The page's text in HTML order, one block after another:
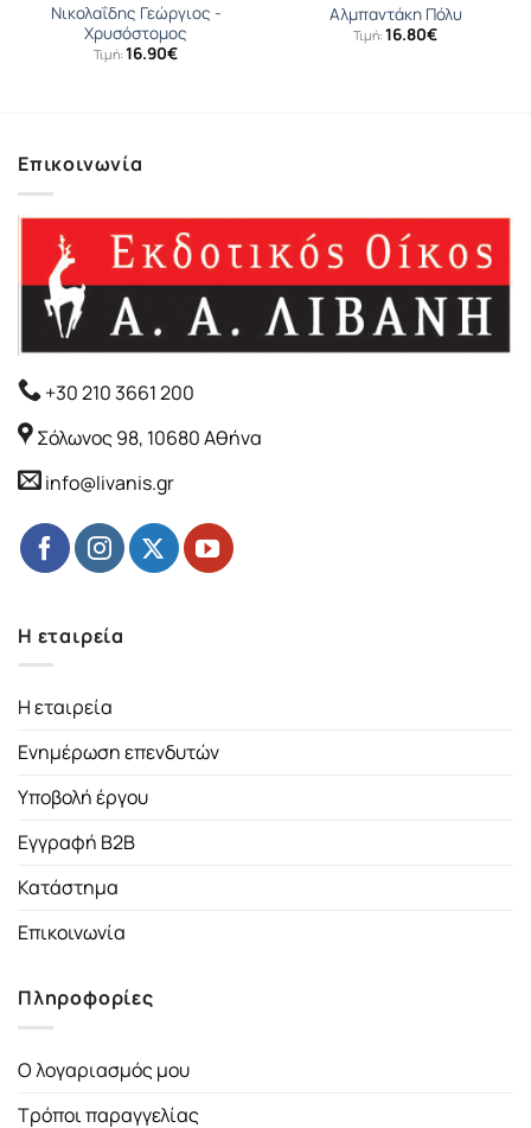
Νικολαΐδης Γεώργιος -
Χρυσόστομος
Τιμή: 16.90€
Αλμπαντάκη Πόλυ
Τιμή: 16.80€
Επικοινωνία
+30 210 3661 200
Σόλωνος 98, 10680 Αθήνα
info@livanis.gr
Η εταιρεία
Η εταιρεία
Ενημέρωση επενδυτών
Υποβολή έργου
Εγγραφή B2B
Κατάστημα
Επικοινωνία
Πληροφορίες
Ο λογαριασμός μου
Τρόποι παραγγελίας